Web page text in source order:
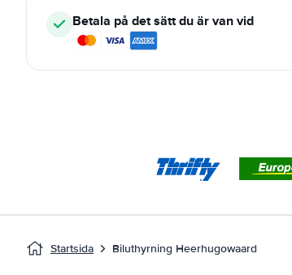
Betala på det sätt du är van vid
Startsida Biluthyrning Heerhugowaard